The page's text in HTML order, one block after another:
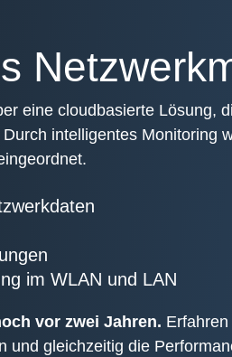
eine cloudbasierte Lösung,
intelligentes Monitoring
im WLAN und LAN
vor zwei Jahren.
und gleichzeitig die